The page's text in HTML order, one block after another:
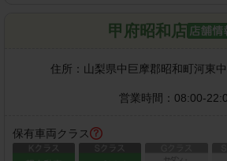
甲府昭和店
住所： 山梨県中巨摩郡昭和町河東
営業時間： 08:00-
保有車両クラス